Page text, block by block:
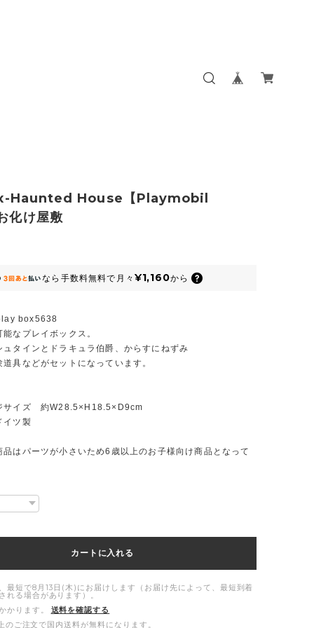
Haunted House【Playmobil
化け屋敷
なら 手数料無料で 月々 ¥1,160から
box5638
なプレイボックス。
ュタインとドラキュラ伯爵、からすにねずみ
具などがセットになっています。
サイズ 約W28.5×H18.5×D9cm
ツ製
はパーツが小さいため6歳以上のお子様向け商品となって
カートに入れる
最短で8月13日(木)にお届けします（お届け先によって、最短到着
れる場合があります）。
かります。
送料を確認する
ご注文で国内送料が無料になります。